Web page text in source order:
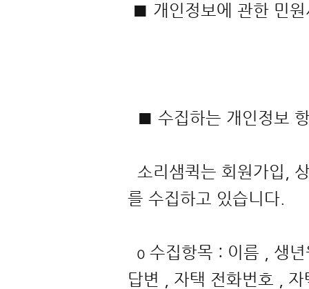
■ 개인정보에 관한 민원
■ 수집하는 개인정보
소리샘퀵는 회원가입,
를 수집하고 있습니다.
ο 수집항목 : 이름 , 생
답변 , 자택 전화번호 ,